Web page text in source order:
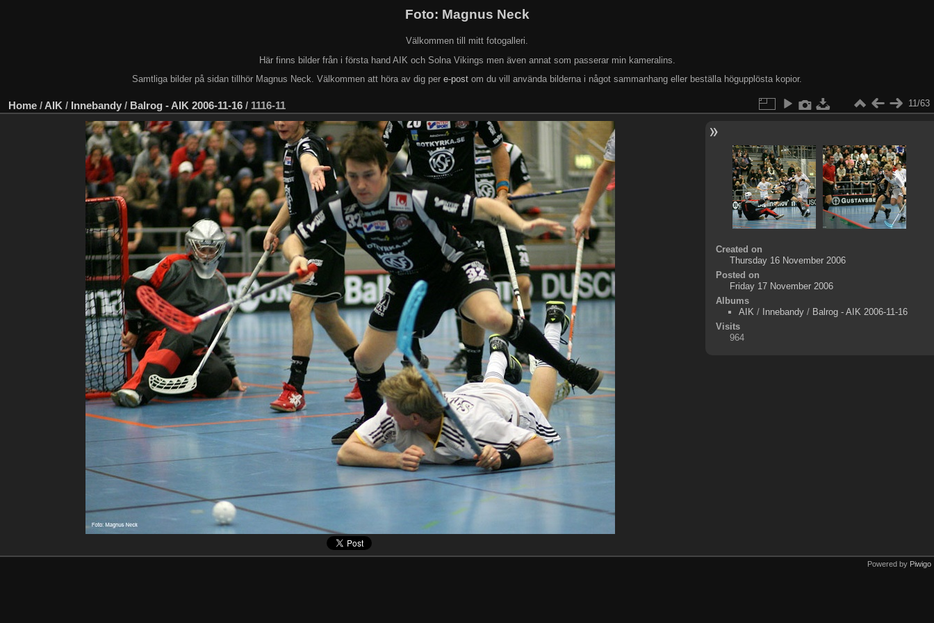
Foto: Magnus Neck
Välkommen till mitt fotogalleri.
Här finns bilder från i första hand AIK och Solna Vikings men även annat som passerar min kameralins.
Samtliga bilder på sidan tillhör Magnus Neck. Välkommen att höra av dig per e-post om du vill använda bilderna i något sammanhang eller beställa högupplösta kopior.
Home / AIK / Innebandy / Balrog - AIK 2006-11-16 / 1116-11 11/63
Created on
Thursday 16 November 2006
Posted on
Friday 17 November 2006
Albums
AIK/ Innebandy/ Balrog - AIK 2006-11-16
Visits
964
Powered by Piwigo